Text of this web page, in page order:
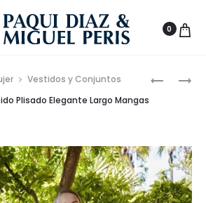
0
VESTIDO
QUILLA
Vestidos y Conjuntos
Plisado Elegante Largo Mangas